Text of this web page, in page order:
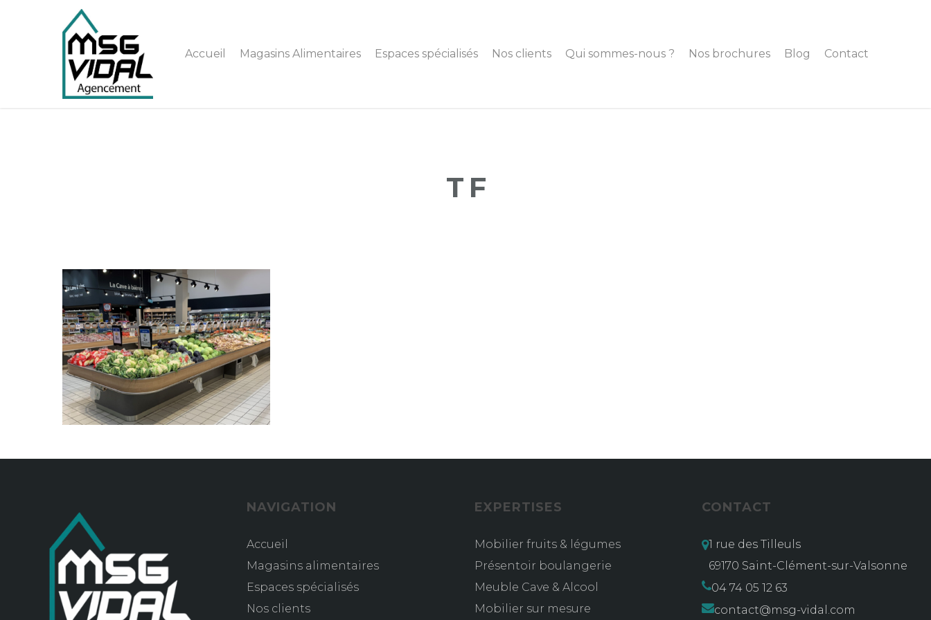
Accueil Magasins Alimentaires Espaces spécialisés Nos clients Qui sommes-nous ? Nos brochures Blog Contact
T F
NAVIGATION
Accueil
Magasins alimentaires
Espaces spécialisés
Nos clients
EXPERTISES
Mobilier fruits & légumes
Présentoir boulangerie
Meuble Cave & Alcool
Mobilier sur mesure
CONTACT
1 rue des Tilleuls
69170 Saint-Clément-sur-Valsonne
04 74 05 12 63
contact@msg-vidal.com